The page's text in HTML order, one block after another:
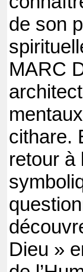
de son
MARC
cithare.
retour à
Dieu »